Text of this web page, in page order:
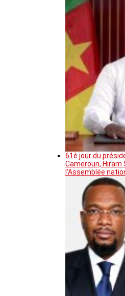
61è jour du
Cameroun, Hiram
l’Assemblée